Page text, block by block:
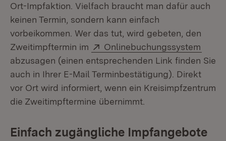
Ort-Impfaktion. Vielfach braucht man dafür auch
keinen Termin, sondern kann einfach
vorbeikommen. Wer das tut, wird gebeten, den
Zweitimpftermin im
Extern:
Onlinebuchungssystem
abzusagen (einen entsprechenden Link finden Sie
auch in Ihrer E-Mail Terminbestätigung). Direkt
vor Ort wird informiert, wenn ein Kreisimpfzentrum
die Zweitimpftermine übernimmt.
Einfach zugängliche Impfangebote